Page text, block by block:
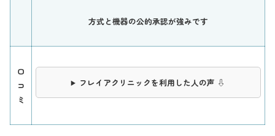
方式と機器の公的承認が強みです
口
コ
ミ
フレイアクリニックを利用した人の声 ⇩